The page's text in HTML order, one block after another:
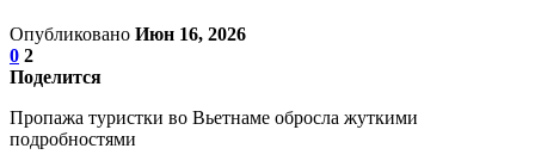
Опубликовано Июн 16, 2026
0 2
Поделится
Пропажа туристки во Вьетнаме обросла жуткими
подробностями